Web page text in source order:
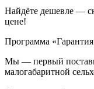
Найдёте дешевле —
цене!
Программа
Мы — первый
малогабаритной